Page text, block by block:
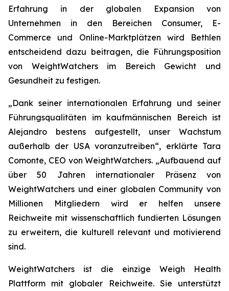
Erfahrung in der globalen Expansion von
Unternehmen in den Bereichen Consumer, E-
Commerce und Online-Marktplätzen wird Bethlen
entscheidend dazu beitragen, die Führungsposition
von WeightWatchers im Bereich Gewicht und
Gesundheit zu festigen.
„Dank seiner internationalen Erfahrung und seiner
Führungsqualitäten im kaufmännischen Bereich ist
Alejandro bestens aufgestellt, unser Wachstum
außerhalb der USA voranzutreiben“, erklärte Tara
Comonte, CEO von WeightWatchers. „Aufbauend auf
über 50 Jahren internationaler Präsenz von
WeightWatchers und einer globalen Community von
Millionen Mitgliedern wird er helfen unsere
Reichweite mit wissenschaftlich fundierten Lösungen
zu erweitern, die kulturell relevant und motivierend
sind.
WeightWatchers ist die einzige Weigh Health
Plattform mit globaler Reichweite. Sie unterstützt